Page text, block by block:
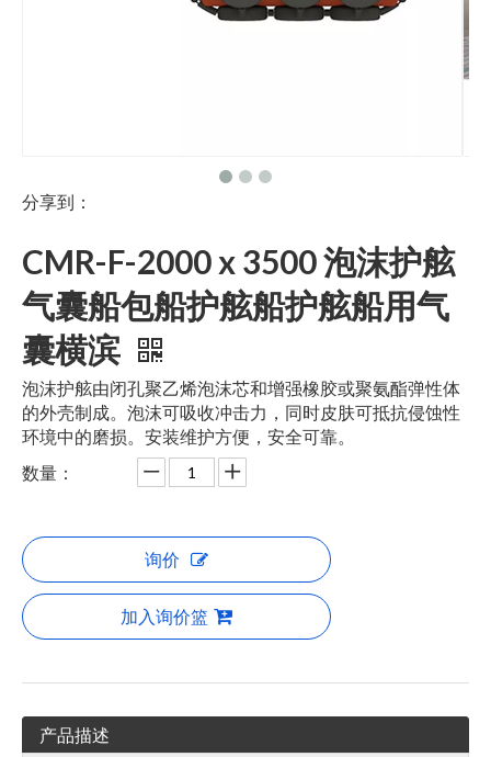
分享到：
CMR-F-2000 x 3500 泡沫护舷
气囊船包船护舷船护舷船用气
囊横滨
泡沫护舷由闭孔聚乙烯泡沫芯和增强橡胶或聚氨酯弹性体
的外壳制成。泡沫可吸收冲击力，同时皮肤可抵抗侵蚀性
环境中的磨损。安装维护方便，安全可靠。
数量：
询价
加入询价篮
产品描述